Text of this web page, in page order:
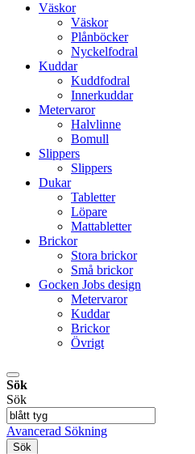
Väskor
Väskor
Plånböcker
Nyckelfodral
Kuddar
Kuddfodral
Innerkuddar
Metervaror
Halvlinne
Bomull
Slippers
Slippers
Dukar
Tabletter
Löpare
Mattabletter
Brickor
Stora brickor
Små brickor
Gocken Jobs design
Metervaror
Kuddar
Brickor
Övrigt
Sök
Sök
Avancerad Sökning
Sök